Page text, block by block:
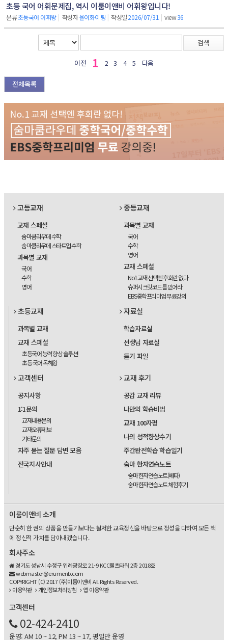
초등 국어 어휘문제집, 역시 이룸이앤비 어휘왕입니다!
분류초등국어 어휘왕 | 작성자율이화이팅 | 작성일2026/07/31 | view36
검색
이전 1 2 3 4 5 다음
전체목록
고등교재
교재 스페셜
숨마쿰라우데 수학
숨마쿰라우데 스타트업 수학
과목별 교재
국어
수학
영어
중등교재
과목별 교재
국어
수학
영어
교재 스페셜
No1교재 선택엔 후회란 없다
슈퍼시크릿코드를 믿어라
EBS중학프리미엄 무료강의
초등교재
과목별 교재
교재 스페셜
초등국어 능력 향상 솔루션
초등 국어 독해왕
자료실
학습자료실
선생님 자료실
듣기 파일
고객센터
공지사항
1:1문의
교재내용문의
교재오류제보
기타문의
자주 묻는 질문 답변 모음
전국지사안내
교재 후기
공감 교재 리뷰
나만의 학습비법
교재 100자평
나의 성적향상수기
주간완전학습 학습일기
숨마 한자연습노트
숨마 한자연습노트(베타)
숨마 한자연습노트 체험후기
이룸이앤비 소개
단순히 한 권의 상품을 만들기보다는 철저한 교육정신을 바탕으로 정성을 다하여 모든 책
에 정신적 가치를 담아내겠습니다.
회사주소
경기도 성남시 수정구 위례광장로 21-9 KCC웰츠타워 2층 2018호
webmaster@erumenb.com
COPYRIGHT (C) 2017 (주)이룸이앤비 All Rights Reserved.
이용약관
개인정보처리방침 앱 이용약관
고객센터
02-424-2410
운영: AM 10 ~ 12, PM 13 ~ 17, 평일만 운영